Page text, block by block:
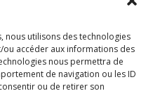
nous utilisons des technologies
accéder aux informations des
nous permettra de
de navigation ou les ID
ou de retirer son